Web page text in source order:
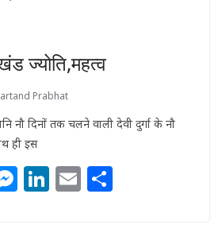
ज्योति,महत्व
Prabhat
नौ दिनों तक चलने वाली देवी दुर्गा के नौ
ही इस
M Li E